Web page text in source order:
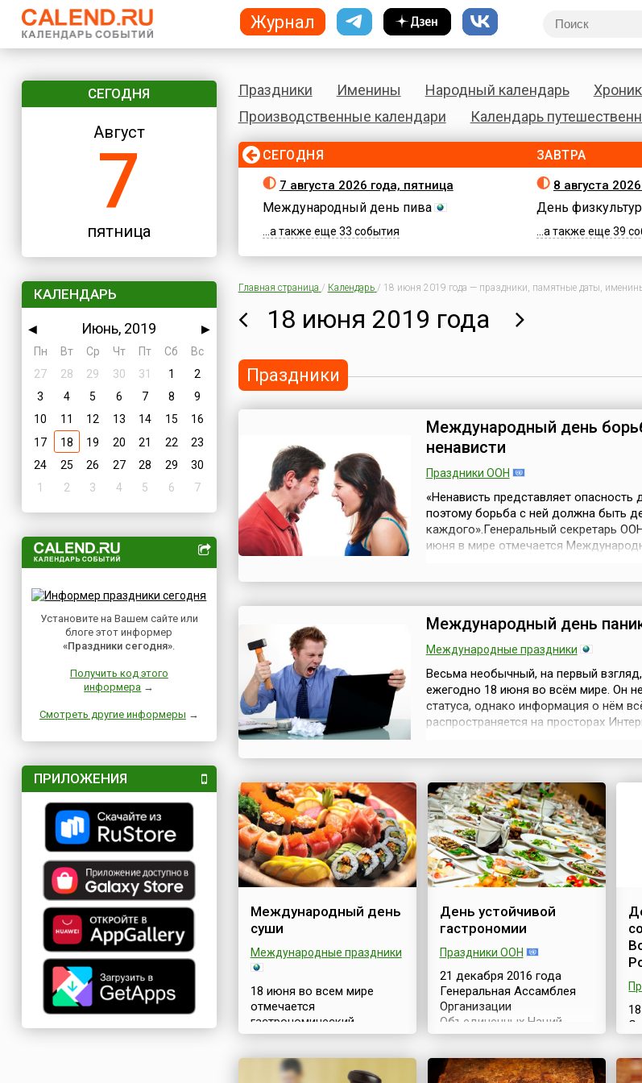
СЕГОДНЯ
Август
7
пятница
КАЛЕНДАРЬ
◀ Июнь, 2019
▶
Пн
Вт Ср Чт Пт Сб
Вс
27
28 29 30 31 1
2
3
4 5 6 7 8
9
10
11 12 13 14 15
16
17
18 19 20 21 22
23
24
25 26 27 28 29
30
1
2 3 4 5 6 7
Установите на Вашем сайте или
блоге этот информер
«Праздники сегодня».
Получить код этого
информера →
Смотреть другие информеры →
ПРИЛОЖЕНИЯ
Праздники Именины Народный календарь
Производственные календари
Календарь
СЕГОДНЯ
7 августа 2026 года, пятница
Международный день пива
...а также еще 33 события
ЗАВТРА
8 августа
День
...а также еще 39
Главная страница / Календарь / 18 июня 2019 года — праздники, памятные даты,
18 июня 2019 года
Праздники
Международный день
ненависти
Праздники ООН
«Ненависть представляет опасность
поэтому борьба с ней должна быть
каждого».Генеральный секретарь
июня в мире отмечается
напоминает нам о том, что слова
Международный день
Международные праздники
Весьма необычный, на первый
ежегодно 18 июня во всём мире. Он
статуса, однако информация о нём
распространяется на просторах
понять, что же празднуе...
Международный день
суши
Международные праздники
18 июня во всем мире
отмечается
гастрономический
праздник –
суши. Это традиционное
День устойчивой
гастрономии
Праздники ООН
21 декабря 2016 года
Генеральная Ассамблея
Организации
Объединенных Наций
своей резолюцией №
июня Днём устойчивой
Журнал